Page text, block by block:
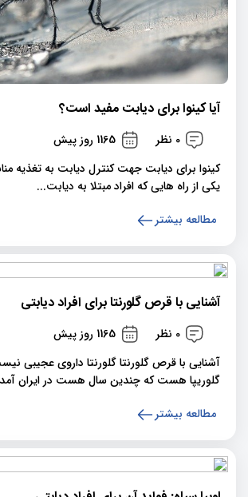
آیا کینوا برای دیابت مفید است؟
0 نظر
1165 روز پیش
کینوا برای دیابت جهت کنترل دیابت به تغذیه
یکی از راه هایی که افراد مبتلا به دیابت...
مطالعه بیشتر
آشنایی با قرص گلورنتا برای افراد دیابتی
0 نظر
1165 روز پیش
آشنایی با قرص گلورنتا گلورنتا داروی عجیبی
گلوریپا هست که چندین سال هست در ایران
مطالعه بیشتر